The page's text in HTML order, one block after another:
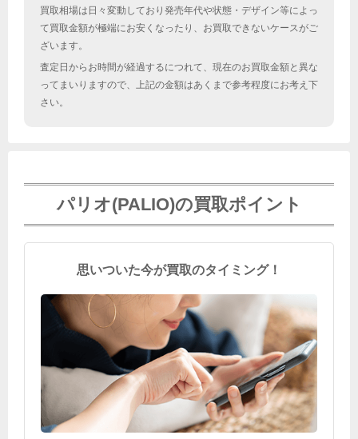
買取相場は日々変動しており発売年代や状態・デザイン等によっ
て買取金額が極端にお安くなったり、お買取できないケースがご
ざいます。
査定日からお時間が経過するにつれて、現在のお買取金額と異な
ってまいりますので、上記の金額はあくまで参考程度にお考え下
さい。
パリオ(PALIO)の買取ポイント
思いついた今が買取のタイミング！